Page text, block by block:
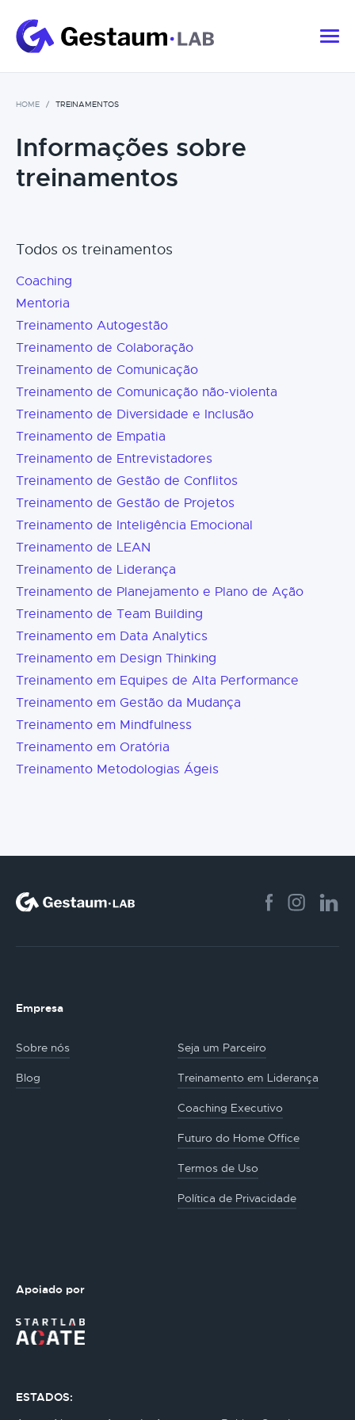
HOME TREINAMENTOS
Informações sobre
treinamentos
Todos os treinamentos
Coaching
Mentoria
Treinamento Autogestão
Treinamento de Colaboração
Treinamento de Comunicação
Treinamento de Comunicação não-violenta
Treinamento de Diversidade e Inclusão
Treinamento de Empatia
Treinamento de Entrevistadores
Treinamento de Gestão de Conflitos
Treinamento de Gestão de Projetos
Treinamento de Inteligência Emocional
Treinamento de LEAN
Treinamento de Liderança
Treinamento de Planejamento e Plano de Ação
Treinamento de Team Building
Treinamento em Data Analytics
Treinamento em Design Thinking
Treinamento em Equipes de Alta Performance
Treinamento em Gestão da Mudança
Treinamento em Mindfulness
Treinamento em Oratória
Treinamento Metodologias Ágeis
Empresa
Sobre nós Seja um Parceiro
Blog Treinamento em Liderança
Coaching Executivo
Futuro do Home Office
Termos de Uso
Política de Privacidade
Apoiado por
ESTADOS: